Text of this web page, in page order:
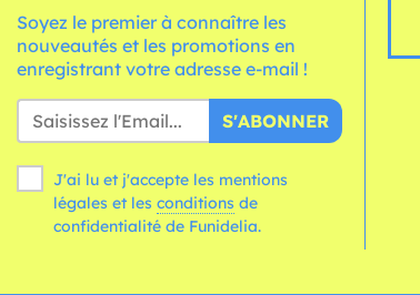
Soyez le premier à connaître les
nouveautés et les promotions en
enregistrant votre adresse e-mail !
S'ABONNER
J'ai lu et j'accepte les mentions
légales et les conditions
confidentialité de Funidelia.